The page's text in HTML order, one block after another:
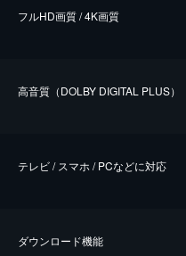
フルHD画質 / 4K画質
⾼⾳質（DOLBY DIGITAL PLUS）
テレビ / スマホ / PCなどに対応
ダウンロード機能